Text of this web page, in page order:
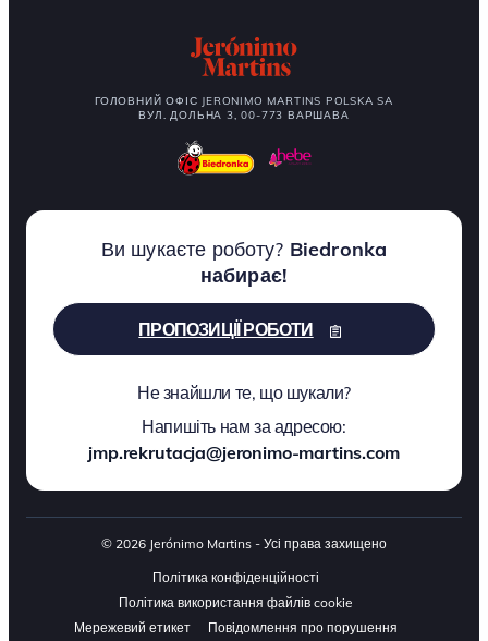
ГОЛОВНИЙ ОФІС JERONIMO MARTINS POLSKA SA
ВУЛ. ДОЛЬНА 3, 00-773 ВАРШАВА
Ви шукаєте роботу? Biedronka
набирає!
ПРОПОЗИЦІЇ РОБОТИ
Не знайшли те, що шукали?
Напишіть нам за адресою:
jmp.rekrutacja@jeronimo-martins.com
© 2026 Jerónimo Martins - Усі права захищено
Політика конфіденційності
Політика використання файлів cookie
Мережевий етикет
Повідомлення про порушення